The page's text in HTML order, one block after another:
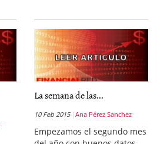
La semana de las...
10 Feb 2015 Ana Pérez Sanchez
Empezamos el segundo mes